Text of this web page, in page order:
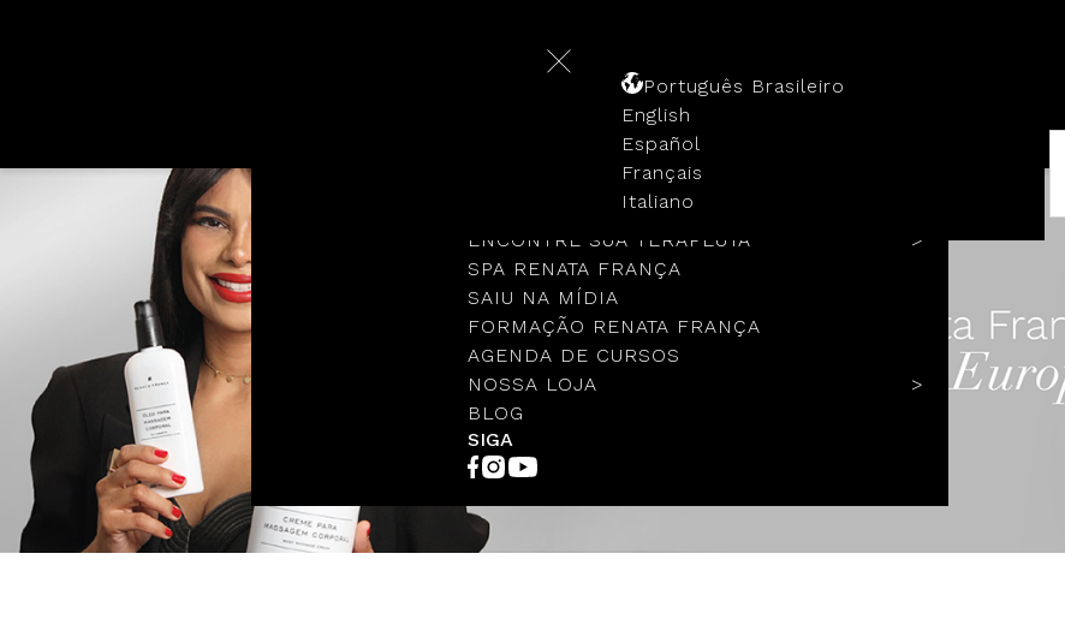
NOSSA HISTÓRIA
ENCONTRE SUA TERAPEUTA
SPA RENATA FRANÇA
SAIU NA MÍDIA
FORMAÇÃO RENATA FRANÇA
AGENDA DE CURSOS
NOSSA LOJA
BLOG
SIGA
Português Brasileiro
English
Español
Français
Italiano